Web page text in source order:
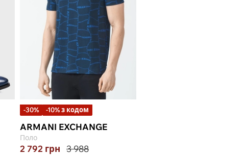
-30% -10% з кодом
ARMANI EXCHANGE
Поло
2 792 грн 3 988